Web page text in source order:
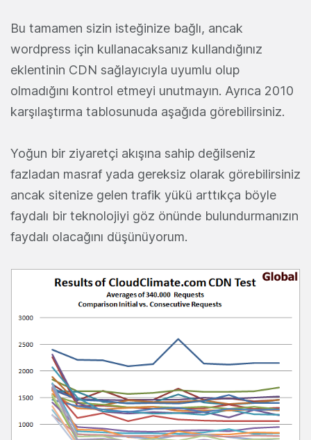
Bu tamamen sizin isteğinize bağlı, ancak
wordpress için kullanacaksanız kullandığınız
eklentinin CDN sağlayıcıyla uyumlu olup
olmadığını kontrol etmeyi unutmayın. Ayrıca 2010
karşılaştırma tablosunuda aşağıda görebilirsiniz.
Yoğun bir ziyaretçi akışına sahip değilseniz
fazladan masraf yada gereksiz olarak görebilirsiniz
ancak sitenize gelen trafik yükü arttıkça böyle
faydalı bir teknolojiyi göz önünde bulundurmanızın
faydalı olacağını düşünüyorum.